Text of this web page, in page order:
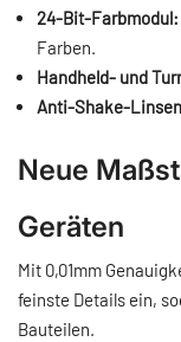
24-Bit-Farbmodul:
Farben.
Handheld- und
Anti-Shake-
Neue
Geräten
Mit 0,01mm
feinste Details ein,
Bauteilen.